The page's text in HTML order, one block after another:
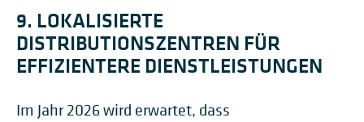
9. LOKALISIERTE
DISTRIBUTIONSZENTREN FÜR
EFFIZIENTERE DIENSTLEISTUNGEN
Im Jahr 2026 wird erwartet, dass